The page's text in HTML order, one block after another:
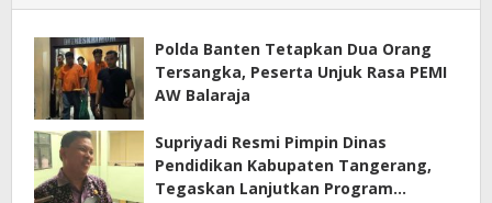
Polda Banten Tetapkan Dua Orang
Tersangka, Peserta Unjuk Rasa PEMI
AW Balaraja
Supriyadi Resmi Pimpin Dinas
Pendidikan Kabupaten Tangerang,
Tegaskan Lanjutkan Program